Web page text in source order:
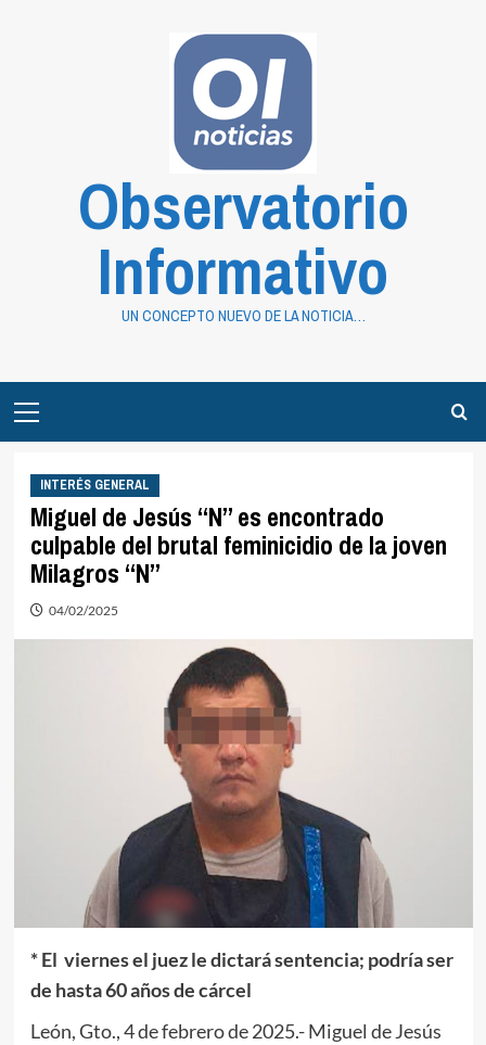
Observatorio
Informativo
UN CONCEPTO NUEVO DE LA NOTICIA…
Menu
INTERÉS GENERAL
Miguel de Jesús “N” es encontrado
culpable del brutal feminicidio de la joven
Milagros “N”
04/02/2025
* El viernes el juez le dictará sentencia; podría ser
de hasta 60 años de cárcel
León, Gto., 4 de febrero de 2025.- Miguel de Jesús